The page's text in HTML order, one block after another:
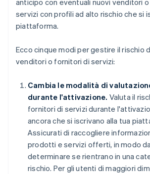
anticipo con eventuali nuovi venditori
servizi con profili ad alto rischio che si
piattaforma.
Ecco cinque modi per gestire il rischio
venditori o fornitori di servizi:
Cambia le modalità di
durante l'attivazione. Valuta il
fornitori di servizi durante
ancora che si iscrivano alla tua
Assicurati di raccogliere
prodotti e servizi offerti, in modo
determinare se rientrano in una
rischio. Per gli utenti di maggiori